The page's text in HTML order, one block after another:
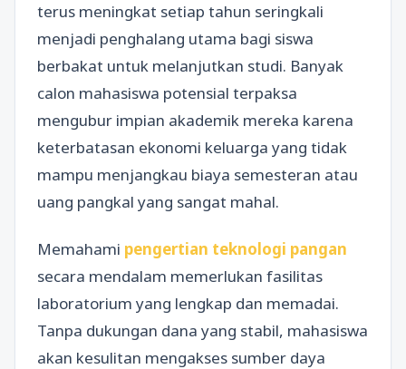
terus meningkat setiap tahun seringkali
menjadi penghalang utama bagi siswa
berbakat untuk melanjutkan studi. Banyak
calon mahasiswa potensial terpaksa
mengubur impian akademik mereka karena
keterbatasan ekonomi keluarga yang tidak
mampu menjangkau biaya semesteran atau
uang pangkal yang sangat mahal.
Memahami pengertian teknologi pangan
secara mendalam memerlukan fasilitas
laboratorium yang lengkap dan memadai.
Tanpa dukungan dana yang stabil, mahasiswa
akan kesulitan mengakses sumber daya